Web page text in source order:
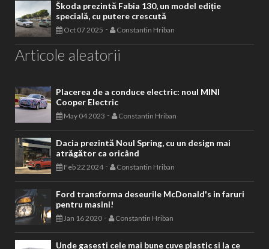
Škoda prezintă Fabia 130, un model ediție
specială, cu putere crescută
Oct 07 2025 - Constantin Hriban
Articole aleatorii
Placerea de a conduce electric: noul MINI
Cooper Electric
May 04 2023 - Constantin Hriban
Dacia prezintă Noul Spring, cu un design mai
atrăgător ca oricând
Feb 22 2024- Constantin Hriban
Ford transforma deseurile McDonald's in faruri
pentru masini!
Jan 16 2020 - Constantin Hriban
Unde gasesti cele mai bune cuve plastic si la ce